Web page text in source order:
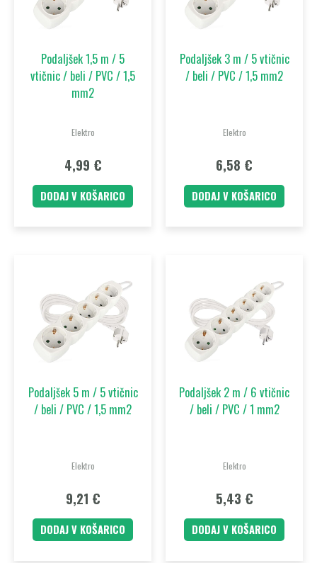
Podaljšek 1,5 m / 5
vtičnic / beli / PVC / 1,5
mm2
Elektro
4,99 €
DODAJ V KOŠARICO
Podaljšek 3 m / 5 vtičnic
/ beli / PVC / 1,5 mm2
Elektro
6,58 €
DODAJ V KOŠARICO
Podaljšek 5 m / 5 vtičnic
/ beli / PVC / 1,5 mm2
Elektro
9,21 €
DODAJ V KOŠARICO
Podaljšek 2 m / 6 vtičnic
/ beli / PVC / 1 mm2
Elektro
5,43 €
DODAJ V KOŠARICO